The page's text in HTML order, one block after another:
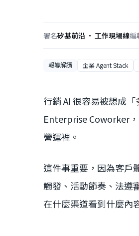
署名矽基前沿 · 工作現場線編
報導解讀 企業 Agent Stack
行銷 AI 很容易被想成
Enterprise Coworker
營運裡。
這件事重要，因為客戶
觸發、活動節奏、法遵
在什麼渠道看到什麼內